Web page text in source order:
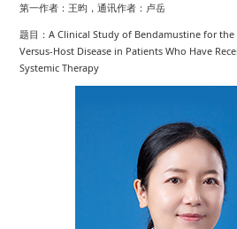
第一作者：王昀，通讯作者：卢岳
题目：A Clinical Study of Bendamustine for
Versus-Host Disease in Patients Who Have
Systemic Therapy